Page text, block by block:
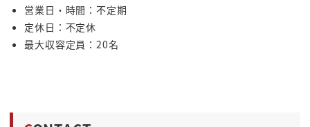
営業日・時間：不定期
定休日：不定休
最大収容定員：20名